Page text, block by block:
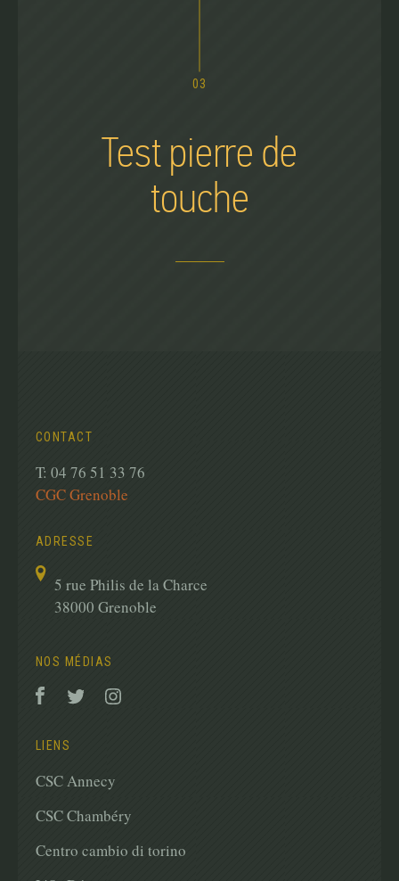
03
Test pierre de
touche
CONTACT
T: 04 76 51 33 76
CGC Grenoble
ADRESSE
5 rue Philis de la Charce
38000 Grenoble
NOS MÉDIAS
LIENS
CSC Annecy
CSC Chambéry
Centro cambio di torino